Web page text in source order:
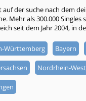
auf der suche nach dem
Mehr als 300.000
seit dem Jahr 2004, in
Württemberg Bayern
Nordrhein-